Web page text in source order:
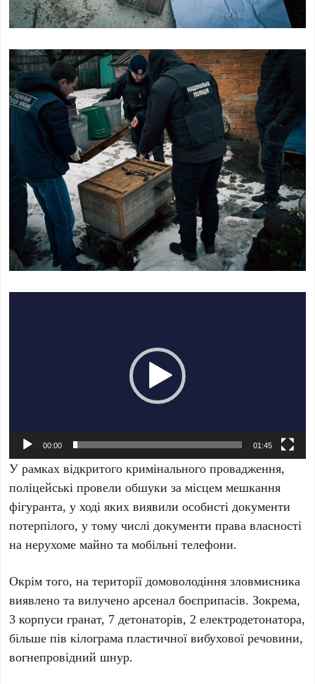
00:00 01:45
У рамках відкритого кримінального провадження,
поліцейські провели обшуки за місцем мешкання
фігуранта, у ході яких виявили особисті документи
потерпілого, у тому числі документи права власності
на нерухоме майно та мобільні телефони.
Окрім того, на території домоволодіння зловмисника
виявлено та вилучено арсенал боєприпасів. Зокрема,
3 корпуси гранат, 7 детонаторів, 2 електродетонатора,
більше пів кілограма пластичної вибухової речовини,
вогнепровідний шнур.